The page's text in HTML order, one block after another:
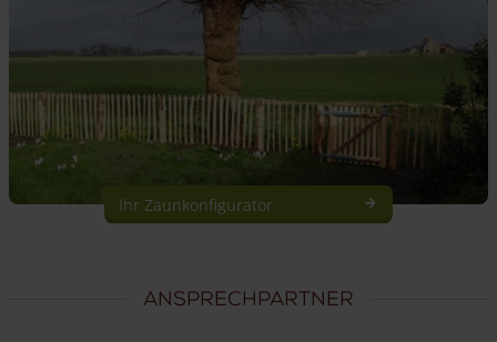
Ihr Zaunkonfigurator
Ansprechpartner